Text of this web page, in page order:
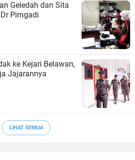
Geledah dan Sita
Pirngadi
ke Kejari Belawan,
Jajarannya
LIHAT SEMUA